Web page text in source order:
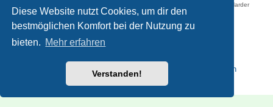
Diese Website nutzt Cookies, um dir den
bestmöglichen Komfort bei der Nutzung zu
bieten. Mehr erfahren
Verstanden!
in Zusammenarbeit mit der Karl-May-Stiftung Radebeul bei Dresden: Ralf Harder
Impressum
Reisen zu Karl May – Leben · Werk · Erinnerungsstätten
Nutzungsbedingungen